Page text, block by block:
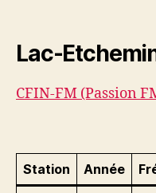
Lac-
CFIN-FM (Passion
Station Année